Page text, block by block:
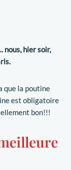
nous, hier soir,
que la poutine
est obligatoire
bon!!!